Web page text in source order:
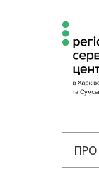
ПРО